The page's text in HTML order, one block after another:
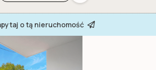
o tą nieruchomość